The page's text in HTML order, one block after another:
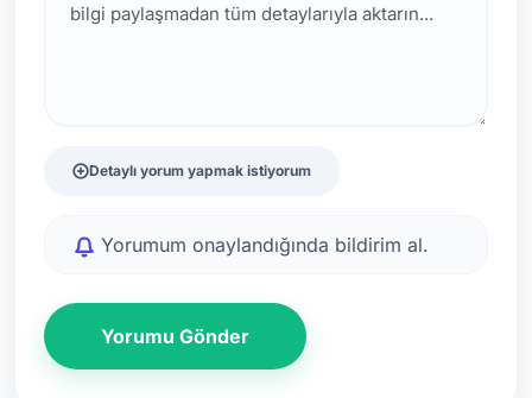
Detaylı yorum yapmak istiyorum
Yorumum onaylandığında bildirim al.
Yorumu Gönder